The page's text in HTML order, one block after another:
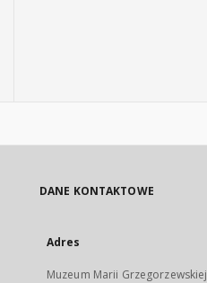
DANE KONTAKTOWE
Adres
Muzeum Marii Grzegorzewskiej